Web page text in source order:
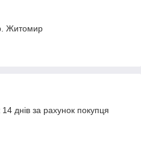
Житомир
днів за рахунок покупця